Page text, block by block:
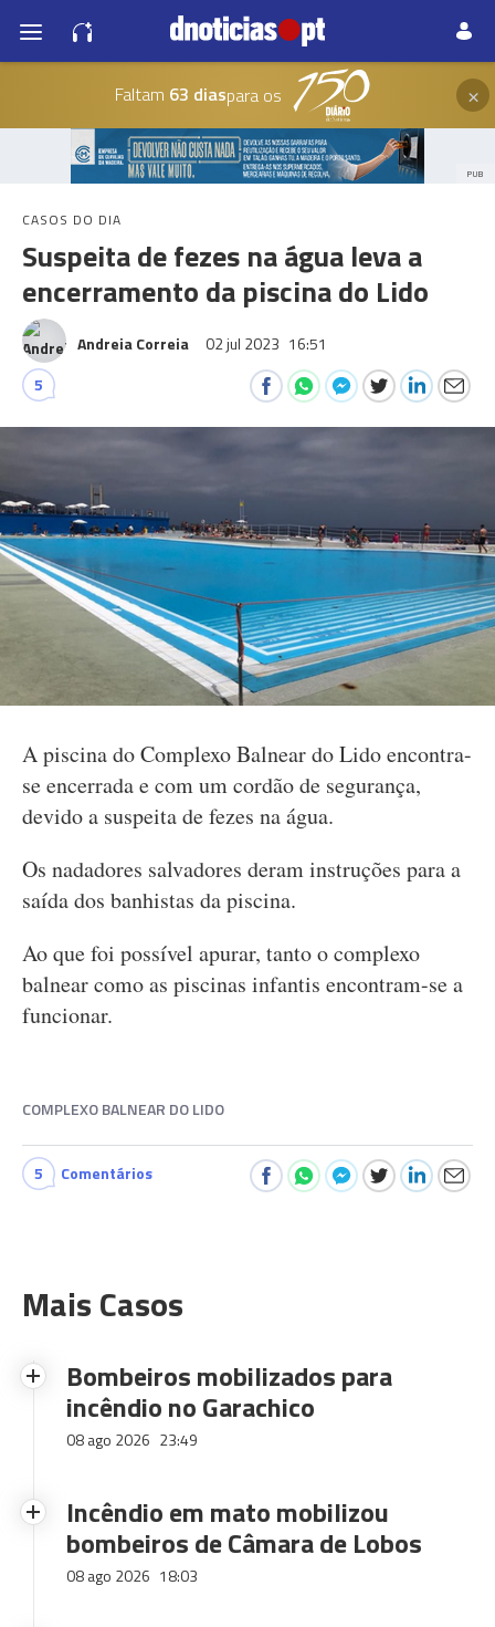
Faltam 63 diaspara os ×
PUB
CASOS DO DIA
Suspeita de fezes na água leva a
encerramento da piscina do Lido
Andreia Correia 02 jul 2023 16:51
5
A piscina do Complexo Balnear do Lido encontra-
se encerrada e com um cordão de segurança,
devido a suspeita de fezes na água.
Os nadadores salvadores deram instruções para a
saída dos banhistas da piscina.
Ao que foi possível apurar, tanto o complexo
balnear como as piscinas infantis encontram-se a
funcionar.
COMPLEXO BALNEAR DO LIDO
5 Comentários
Mais Casos
Bombeiros mobilizados para
incêndio no Garachico
08 ago 2026 23:49
Incêndio em mato mobilizou
bombeiros de Câmara de Lobos
08 ago 2026 18:03